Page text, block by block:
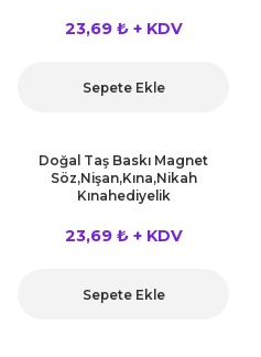
23,69 ₺ + KDV
Sepete Ekle
Doğal Taş Baskı Magnet
Söz,Nişan,Kına,Nikah
Kınahediyelik
23,69 ₺ + KDV
Sepete Ekle